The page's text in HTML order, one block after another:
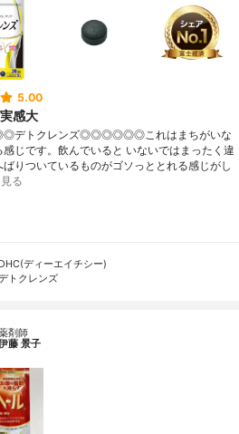
5.00
感大
トクレンズ◎◎◎◎◎◎これはまちがいな
感じです。飲んでいると いないではまったく違
ばりついているものがゴソっととれる感じがし
る
DHC(ディーエイチシー)
トクレンズ
剤師
藤 景子